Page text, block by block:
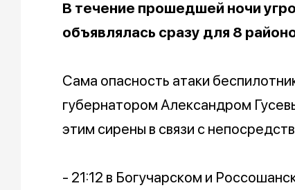
В течение прошедшей ночи
объявлялась сразу для 8
Сама опасность атаки
губернатором Александром
этим сирены в связи с
- 21:12 в Богучарском и